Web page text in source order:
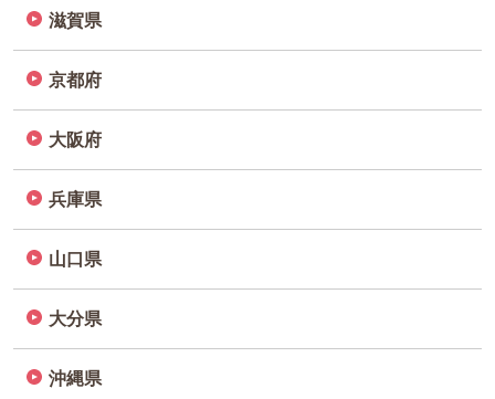
滋賀県
京都府
大阪府
兵庫県
山口県
大分県
沖縄県